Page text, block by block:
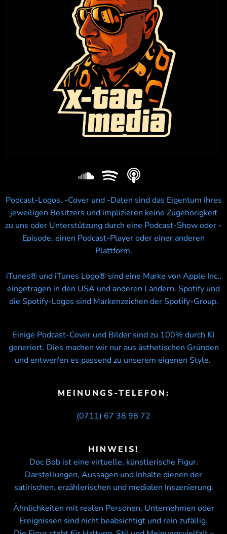
Podcast-Logos, -Cover und -Daten sind das Eigentum ihres
jeweiligen Besitzers und implizieren keine Zugehörigkeit
zu uns oder Unterstützung durch eine Podcast-Show oder -
Episode, einen Podcast-Player oder einer anderen
Plattform.
iTunes® und iTunes Logo® sind eine Marke von Apple Inc.,
eingetragen in den USA und anderen Ländern. Spotify und
die Spotify-Logos sind Markenzeichen der Spotify-Group.
Einige Podcast-Cover und Bilder sind zu 100% durch KI
generiert. Dies machen wir nur aus ästhetischen Gründen
und entwerfen es passend zu unserem eigenen Style.
MEINUNGS-TELEFON:
(0711) 67 38 98 72
HINWEIS!
Doc Bob ist eine virtuelle, künstlerische Figur.
Darstellungen, Aussagen und Inhalte dienen der
satirischen, erzählerischen und medialen Inszenierung.
Ähnlichkeiten mit realen Personen, Unternehmen oder
Ereignissen sind nicht beabsichtigt und rein zufällig.